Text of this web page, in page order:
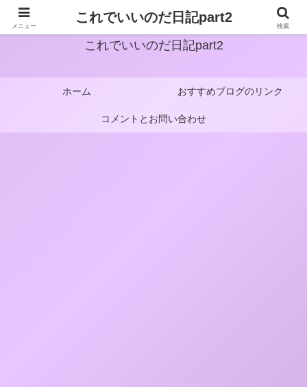
これでいいのだ日記part2
ホーム おすすめブログのリンク
コメントとお問い合わせ
メニュー
これでいいのだ日記part2
検索